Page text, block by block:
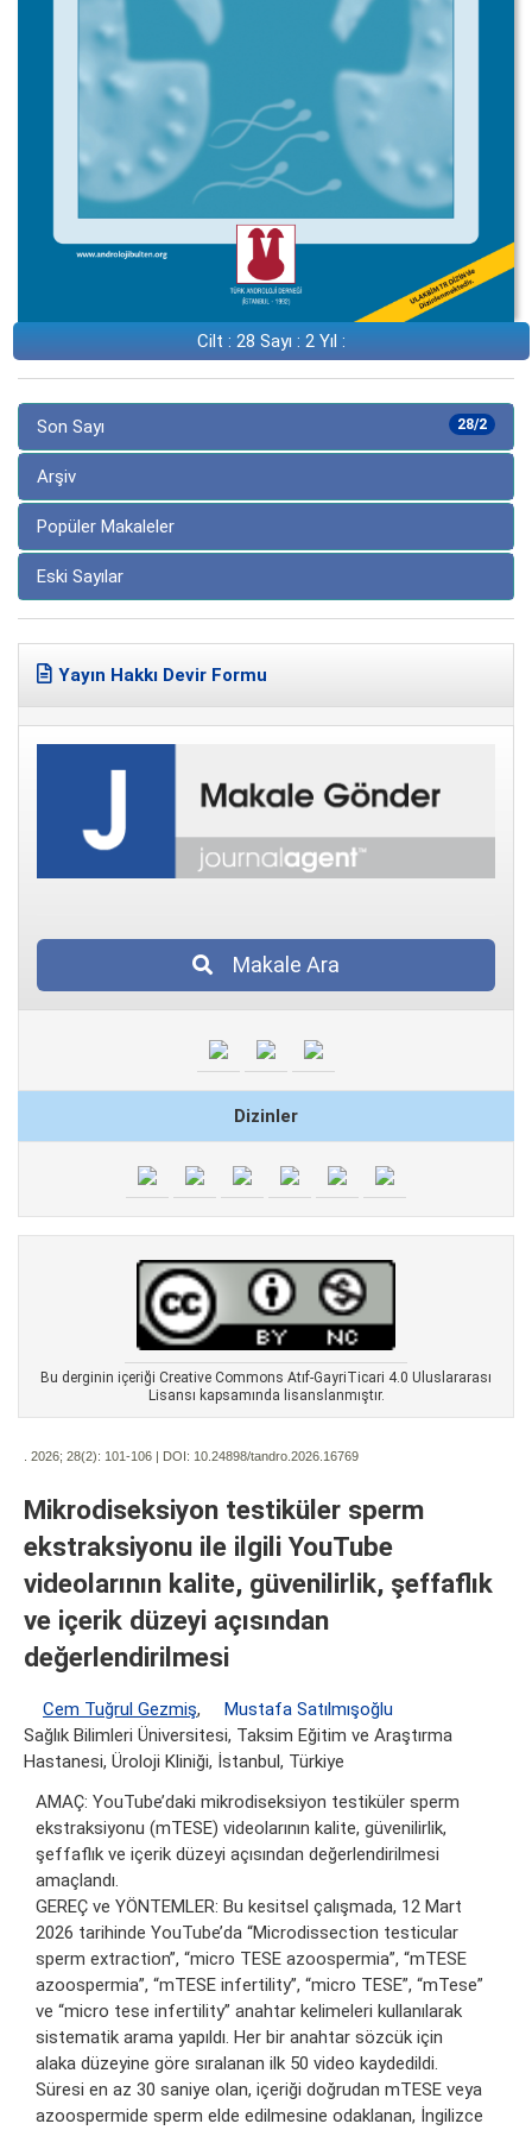
Cilt : 28 Sayı : 2 Yıl :
28/2
Son Sayı
Arşiv
Popüler Makaleler
Eski Sayılar
Yayın Hakkı Devir Formu
Makale Ara
Dizinler
Bu derginin içeriği Creative Commons Atıf-GayriTicari 4.0 Uluslararası
Lisansı kapsamında lisanslanmıştır.
. 2026; 28(2): 101-106 | DOI: 10.24898/tandro.2026.16769
Mikrodiseksiyon testiküler sperm
ekstraksiyonu ile ilgili YouTube
videolarının kalite, güvenilirlik, şeffaflık
ve içerik düzeyi açısından
değerlendirilmesi
Cem Tuğrul Gezmiş,
Mustafa Satılmışoğlu
Sağlık Bilimleri Üniversitesi, Taksim Eğitim ve Araştırma
Hastanesi, Üroloji Kliniği, İstanbul, Türkiye
AMAÇ: YouTube’daki mikrodiseksiyon testiküler sperm
ekstraksiyonu (mTESE) videolarının kalite, güvenilirlik,
şeffaflık ve içerik düzeyi açısından değerlendirilmesi
amaçlandı.
GEREÇ ve YÖNTEMLER: Bu kesitsel çalışmada, 12 Mart
2026 tarihinde YouTube’da “Microdissection testicular
sperm extraction”, “micro TESE azoospermia”, “mTESE
azoospermia”, “mTESE infertility”, “micro TESE”, “mTese”
ve “micro tese infertility” anahtar kelimeleri kullanılarak
sistematik arama yapıldı. Her bir anahtar sözcük için
alaka düzeyine göre sıralanan ilk 50 video kaydedildi.
Süresi en az 30 saniye olan, içeriği doğrudan mTESE veya
azoospermide sperm elde edilmesine odaklanan, İngilizce